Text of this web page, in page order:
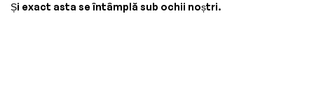
Și exact asta se întâmplă sub ochii noștri.